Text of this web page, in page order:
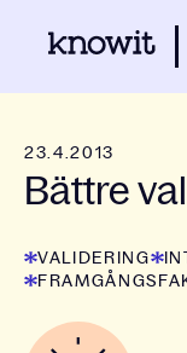
23.4.2013
Bättre
VALIDERING